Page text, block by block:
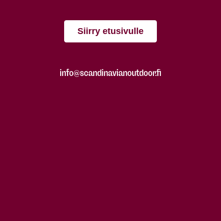
Siirry etusivulle
info@scandinavianoutdoor.fi